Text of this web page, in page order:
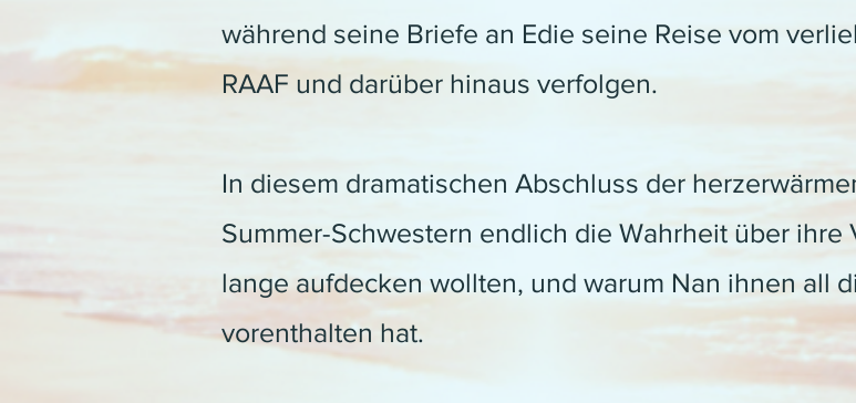
während seine Briefe an Edie seine Reise vom
RAAF und darüber hinaus verfolgen.
In diesem dramatischen Abschluss der
Summer-Schwestern endlich die Wahrheit über
lange aufdecken wollten, und warum Nan ihnen all
vorenthalten hat.